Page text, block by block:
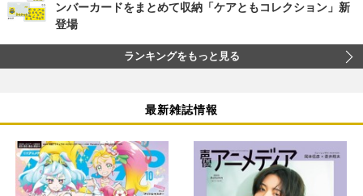
ンバーカードをまとめて収納「ケアともコレクション」新
登場
ランキングをもっと見る
最新雑誌情報